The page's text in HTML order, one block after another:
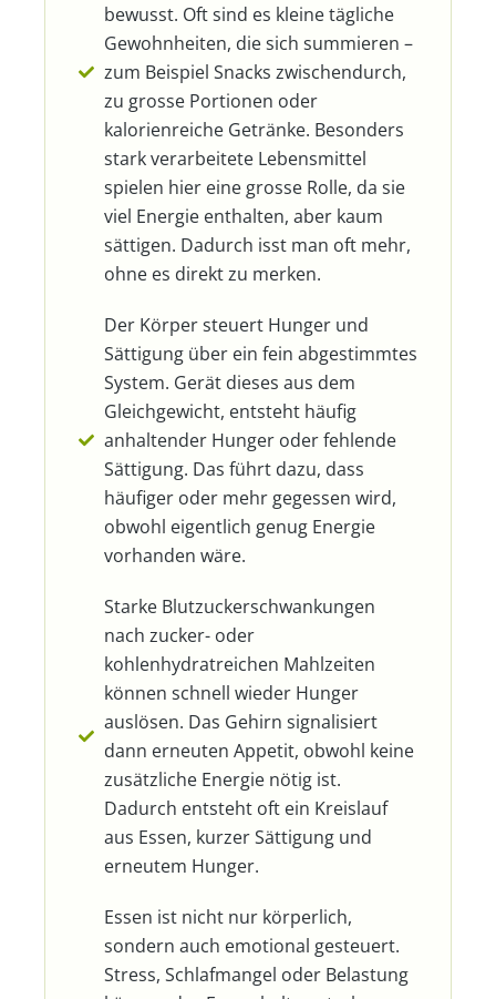
bewusst. Oft sind es kleine tägliche
Gewohnheiten, die sich summieren –
zum Beispiel Snacks zwischendurch,
zu grosse Portionen oder
kalorienreiche Getränke. Besonders
stark verarbeitete Lebensmittel
spielen hier eine grosse Rolle, da sie
viel Energie enthalten, aber kaum
sättigen. Dadurch isst man oft mehr,
ohne es direkt zu merken.
Der Körper steuert Hunger und
Sättigung über ein fein abgestimmtes
System. Gerät dieses aus dem
Gleichgewicht, entsteht häufig
anhaltender Hunger oder fehlende
Sättigung. Das führt dazu, dass
häufiger oder mehr gegessen wird,
obwohl eigentlich genug Energie
vorhanden wäre.
Starke Blutzuckerschwankungen
nach zucker- oder
kohlenhydratreichen Mahlzeiten
können schnell wieder Hunger
auslösen. Das Gehirn signalisiert
dann erneuten Appetit, obwohl keine
zusätzliche Energie nötig ist.
Dadurch entsteht oft ein Kreislauf
aus Essen, kurzer Sättigung und
erneutem Hunger.
Essen ist nicht nur körperlich,
sondern auch emotional gesteuert.
Stress, Schlafmangel oder Belastung